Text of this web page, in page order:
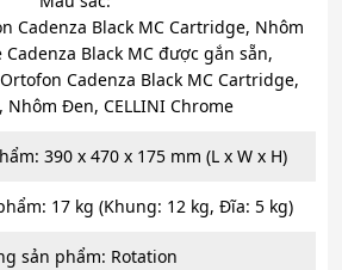
Cadenza Black MC Cartridge, Nhôm
Cadenza Black MC được gắn sẵn,
Cadenza Black MC Cartridge,
Nhôm Đen, CELLINI Chrome
390 x 470 x 175 mm (L x W x H)
17 kg (Khung: 12 kg, Đĩa: 5 kg)
sản phẩm: Rotation